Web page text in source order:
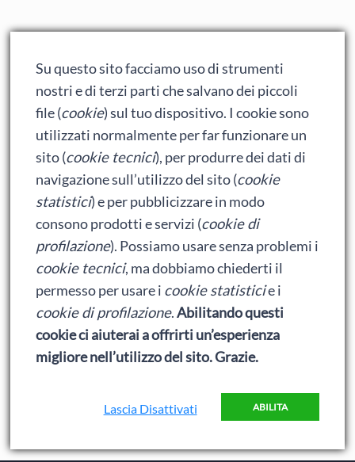
Adrian la serie: il ritardato è tornato (e ha portato un
amico)
Adrian: Celentano e gli ormoni impazziti da rinfanciullito
Ralph spacca Internet: analisi del film
Bumblebee: un buon film dei Transformers
Accedi
Feed dei contenuti
Su questo sito facciamo uso di strumenti
nostri e di terzi parti che salvano dei piccoli
file (cookie) sul tuo dispositivo. I cookie sono
utilizzati normalmente per far funzionare un
sito (cookie tecnici), per produrre dei dati di
navigazione sull’utilizzo del sito (cookie
statistici) e per pubblicizzare in modo
consono prodotti e servizi (cookie di
profilazione). Possiamo usare senza problemi i
cookie tecnici, ma dobbiamo chiederti il
permesso per usare i cookie statisticie i
cookie di profilazione.Abilitando questi
cookie ci aiuterai a offrirti un’esperienza
migliore nell’utilizzo del sito. Grazie.
ABILITA
Lascia Disattivati